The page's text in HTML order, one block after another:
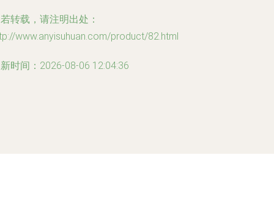
转载，请注明出处：
www.anyisuhuan.com/product/82.html
时间：2026-08-06 12:04:36